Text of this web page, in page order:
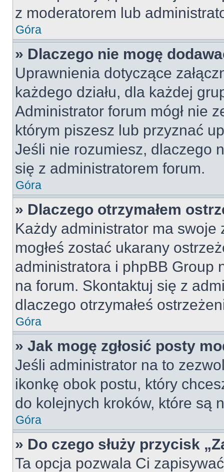
z moderatorem lub
Góra
» Dlaczego nie mogę
Uprawnienia dotyczące
każdego działu, dla każdej
Administrator forum mógł nie
którym piszesz lub przyznać
Jeśli nie rozumiesz, dlaczego
się z administratorem forum.
Góra
» Dlaczego otrzymałem
Każdy administrator ma swoje
mogłeś zostać ukarany
administratora i phpBB Group
na forum. Skontaktuj się z
dlaczego otrzymałeś
Góra
» Jak mogę zgłosić posty
Jeśli administrator na to
ikonkę obok postu, który
do kolejnych kroków, które są
Góra
» Do czego służy przycisk
Ta opcja pozwala Ci